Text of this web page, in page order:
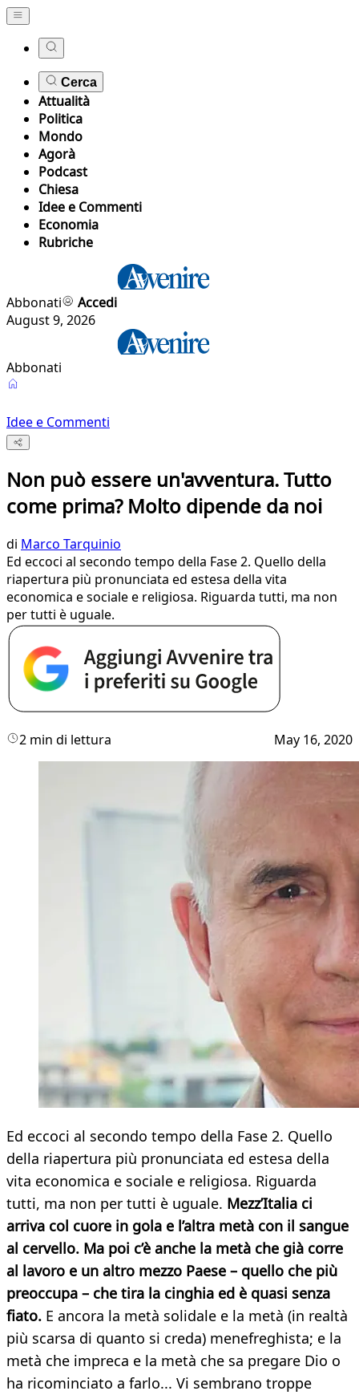
Cerca
Attualità
Politica
Mondo
Agorà
Podcast
Chiesa
Idee e Commenti
Economia
Rubriche
Abbonati
Accedi
August 9, 2026
Abbonati
Idee e Commenti
Non può essere un'avventura. Tutto
come prima? Molto dipende da noi
di Marco Tarquinio
Ed eccoci al secondo tempo della Fase 2. Quello della
riapertura più pronunciata ed estesa della vita
economica e sociale e religiosa. Riguarda tutti, ma non
per tutti è uguale.
2 min di lettura May 16, 2020
Ed eccoci al secondo tempo della Fase 2. Quello
della riapertura più pronunciata ed estesa della
vita economica e sociale e religiosa. Riguarda
tutti, ma non per tutti è uguale. Mezz’Italia ci
arriva col cuore in gola e l’altra metà con il sangue
al cervello. Ma poi c’è anche la metà che già corre
al lavoro e un altro mezzo Paese – quello che più
preoccupa – che tira la cinghia ed è quasi senza
fiato. E ancora la metà solidale e la metà (in realtà
più scarsa di quanto si creda) menefreghista; e la
metà che impreca e la metà che sa pregare Dio o
ha ricominciato a farlo... Vi sembrano troppe